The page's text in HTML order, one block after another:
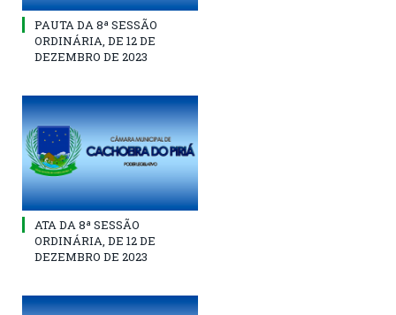
PAUTA DA 8ª SESSÃO
ORDINÁRIA, DE 12 DE
DEZEMBRO DE 2023
ATA DA 8ª SESSÃO
ORDINÁRIA, DE 12 DE
DEZEMBRO DE 2023